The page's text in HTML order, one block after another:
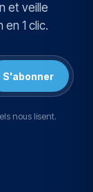
et veille
en 1 clic.
S'abonner
nous lisent.